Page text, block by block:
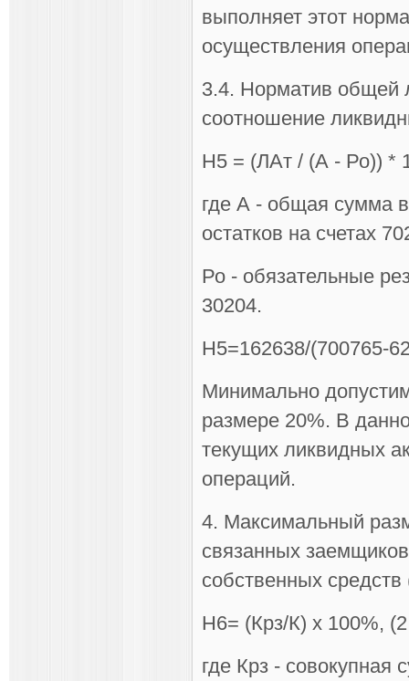
выполняет этот
осуществления
3.4. Норматив общей
соотношение
Н5 = (ЛАт / (А - Ро)) *
где А - общая сумма
остатков на счетах
Ро - обязательные
30204.
Н5=162638/(700765-
Минимально
размере 20%. В
текущих ликвидных
операций.
4. Максимальный
связанных
собственных
Н6= (Крз/К) х 100%,
где Крз - совокупная